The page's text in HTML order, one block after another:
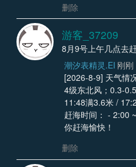
删除
游客_37209
8月9号上午几点去
潮汐表精灵.EI 刚刚
[2026-8-9] 天气情
4级东北风；0.3-
11:48满3.6米 /
赶海时间： - 2:00
你赶海愉快！
删除